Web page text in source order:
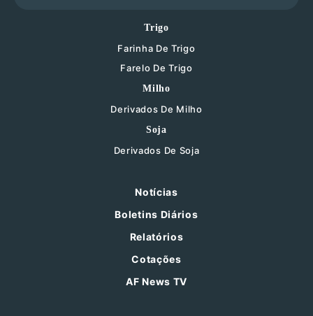
Trigo
Farinha De Trigo
Farelo De Trigo
Milho
Derivados De Milho
Soja
Derivados De Soja
Notícias
Boletins Diários
Relatórios
Cotações
AF News TV